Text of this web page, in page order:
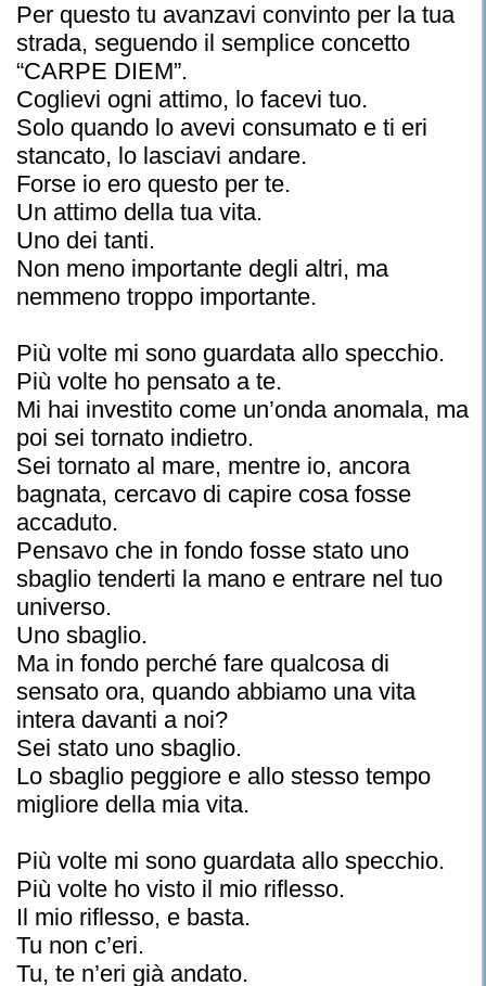
Per questo tu avanzavi convinto per la tua
strada, seguendo il semplice concetto
“CARPE DIEM”.
Coglievi ogni attimo, lo facevi tuo.
Solo quando lo avevi consumato e ti eri
stancato, lo lasciavi andare.
Forse io ero questo per te.
Un attimo della tua vita.
Uno dei tanti.
Non meno importante degli altri, ma
nemmeno troppo importante.
Più volte mi sono guardata allo specchio.
Più volte ho pensato a te.
Mi hai investito come un’onda anomala, ma
poi sei tornato indietro.
Sei tornato al mare, mentre io, ancora
bagnata, cercavo di capire cosa fosse
accaduto.
Pensavo che in fondo fosse stato uno
sbaglio tenderti la mano e entrare nel tuo
universo.
Uno sbaglio.
Ma in fondo perché fare qualcosa di
sensato ora, quando abbiamo una vita
intera davanti a noi?
Sei stato uno sbaglio.
Lo sbaglio peggiore e allo stesso tempo
migliore della mia vita.
Più volte mi sono guardata allo specchio.
Più volte ho visto il mio riflesso.
Il mio riflesso, e basta.
Tu non c’eri.
Tu, te n’eri già andato.